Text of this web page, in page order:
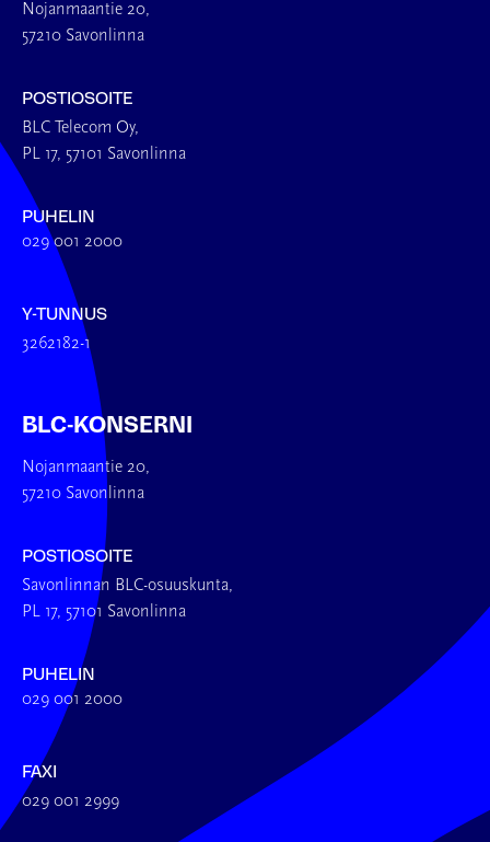
Nojanmaantie 20,
57210 Savonlinna
POSTIOSOITE
BLC Telecom Oy,
PL 17, 57101 Savonlinna
PUHELIN
029 001 2000
Y-TUNNUS
3262182-1
BLC-KONSERNI
Nojanmaantie 20,
57210 Savonlinna
POSTIOSOITE
Savonlinnan BLC-osuuskunta,
PL 17, 57101 Savonlinna
PUHELIN
029 001 2000
FAXI
029 001 2999